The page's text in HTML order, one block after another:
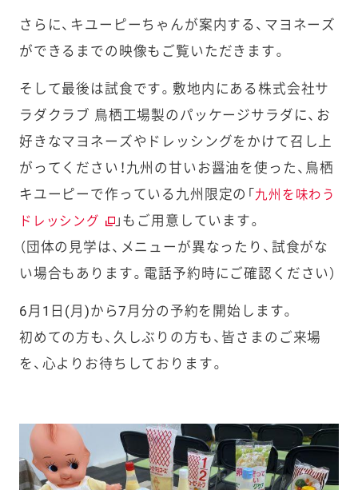
さらに、キユーピーちゃんが案内する、マヨネーズ
ができるまでの映像もご覧いただきます。
そして最後は試食です。敷地内にある株式会社サ
ラダクラブ 鳥栖工場製のパッケージサラダに、お
好きなマヨネーズやドレッシングをかけて召し上
がって ください！ 九州の甘いお醤油を使った、鳥栖
キユーピーで作っている 九州限定の「 九州を味わう
ドレッシング
」もご用意しています。
（団体の見学は、メニューが異なったり、試食がな
い場合もあります。電話予約時にご確認ください）
6月1日(月)から7月分の予約を開始します。
初めての方も、久しぶりの方も、 皆さまのご来場
を、心よりお待ちしております。